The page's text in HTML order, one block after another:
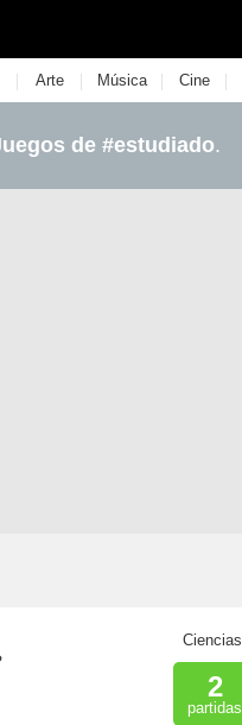
| Arte | Música | Cine |
de #estudiado.
Ciencias
2
partidas